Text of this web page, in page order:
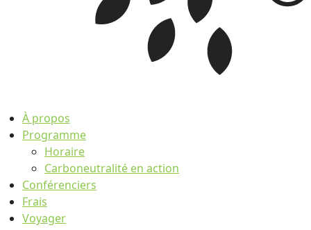
À propos
Programme
Horaire
Carboneutralité en action
Conférenciers
Frais
Voyager